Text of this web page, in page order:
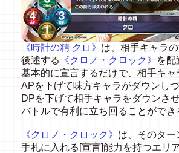
《時計の精 クロ》 は、相手キャラ
後述する
《クロノ・クロック》
を配
基本的に宣言するだけで、相手キャ
APを下げて味方キャラがダウンし
DPを下げて相手キャラをダウンさ
バトルで有利に立ち回ることができ
《クロノ・クロック》 は、そのタ
手札に入れる [宣言]能力を持つエリ